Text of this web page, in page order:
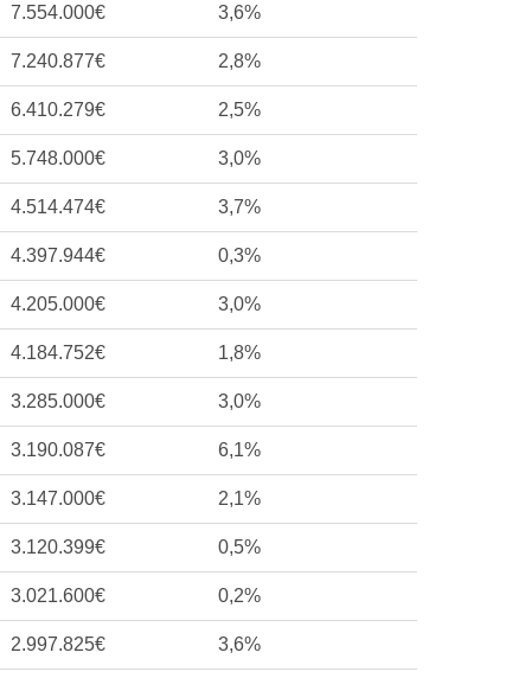
7.554.000€ 3,6%
7.240.877€ 2,8%
6.410.279€ 2,5%
5.748.000€ 3,0%
4.514.474€ 3,7%
4.397.944€ 0,3%
4.205.000€ 3,0%
4.184.752€ 1,8%
3.285.000€ 3,0%
3.190.087€ 6,1%
3.147.000€ 2,1%
3.120.399€ 0,5%
3.021.600€ 0,2%
2.997.825€ 3,6%